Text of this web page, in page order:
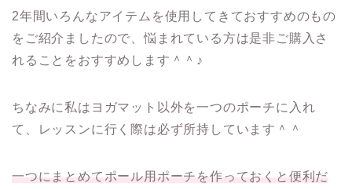
2年間いろんなアイテムを使用してきておすすめのもの
をご紹介ましたので、悩まれている方は是非ご購入さ
れることをおすすめします＾＾♪
ちなみに私はヨガマット以外を一つのポーチに入れ
て、レッスンに行く際は必ず所持しています＾＾
一つにまとめてポール用ポーチを作っておくと便利だ